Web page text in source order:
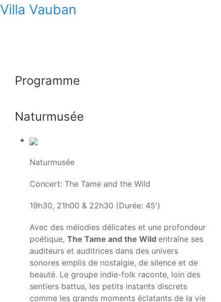
Villa Vauban
Programme
Naturmusée
Naturmusée
Concert: The Tame and the Wild
19h30, 21h00 & 22h30 (Durée: 45')
Avec des mélodies délicates et une profondeur
poétique, The Tame and the Wild entraîne ses
auditeurs et auditrices dans des univers
sonores emplis de nostalgie, de silence et de
beauté. Le groupe indie-folk raconte, loin des
sentiers battus, les petits instants discrets
comme les grands moments éclatants de la vie